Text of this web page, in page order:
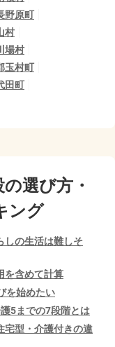
野原町
村
場村
玉村町
田町
選び方・
ング
しの生活は難しそ
を含めて計算
を始めたい
5までの7段階とは
型・介護付きの違